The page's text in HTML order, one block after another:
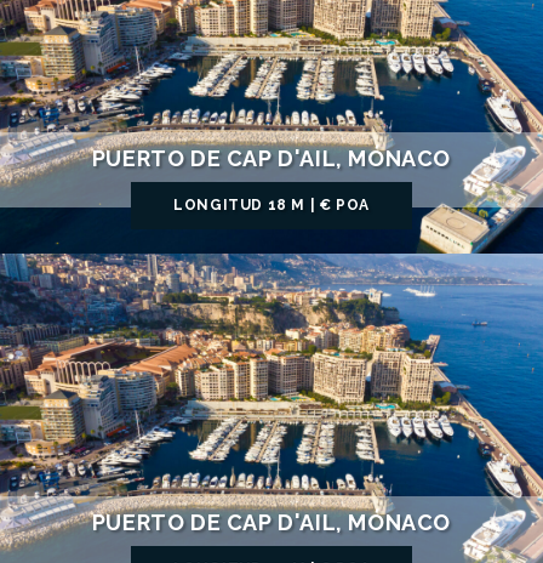
PUERTO DE CAP D'AIL, MÓNACO
LONGITUD 18 M | € POA
PUERTO DE CAP D'AIL, MÓNACO